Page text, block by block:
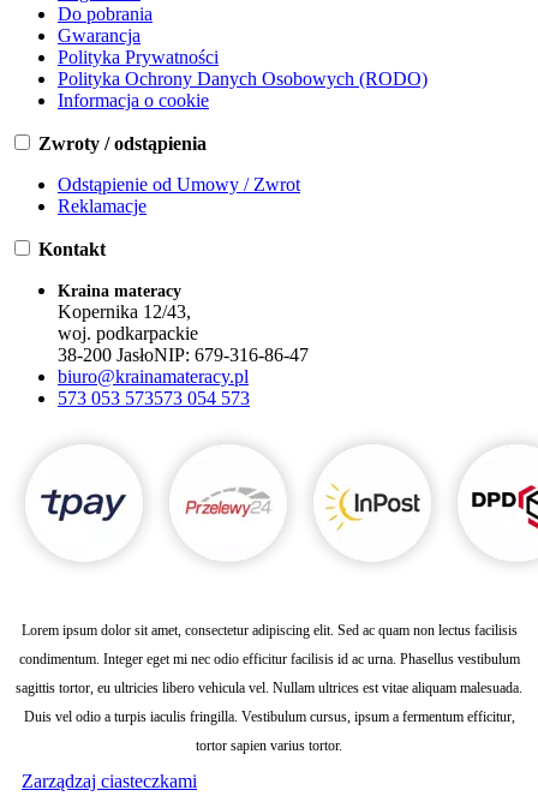
Do pobrania
Gwarancja
Polityka Prywatności
Polityka Ochrony Danych Osobowych (RODO)
Informacja o cookie
Zwroty / odstąpienia
Odstąpienie od Umowy / Zwrot
Reklamacje
Kontakt
Kraina materacy
Kopernika 12/43,
woj. podkarpackie
38-200 JasłoNIP: 679-316-86-47
biuro@krainamateracy.pl
573 053 573573 054 573
Lorem ipsum dolor sit amet, consectetur adipiscing elit. Sed ac quam non lectus facilisis
condimentum. Integer eget mi nec odio efficitur facilisis id ac urna. Phasellus vestibulum
sagittis tortor, eu ultricies libero vehicula vel. Nullam ultrices est vitae aliquam malesuada.
Duis vel odio a turpis iaculis fringilla. Vestibulum cursus, ipsum a fermentum efficitur,
tortor sapien varius tortor.
Zarządzaj ciasteczkami